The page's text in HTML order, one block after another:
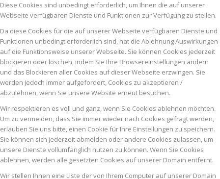
Diese Cookies sind unbedingt erforderlich, um Ihnen die auf unserer
Webseite verfügbaren Dienste und Funktionen zur Verfügung zu stellen.
Da diese Cookies für die auf unserer Webseite verfügbaren Dienste und
Funktionen unbedingt erforderlich sind, hat die Ablehnung Auswirkungen
auf die Funktionsweise unserer Webseite. Sie können Cookies jederzeit
blockieren oder löschen, indem Sie Ihre Browsereinstellungen ändern
und das Blockieren aller Cookies auf dieser Webseite erzwingen. Sie
werden jedoch immer aufgefordert, Cookies zu akzeptieren /
abzulehnen, wenn Sie unsere Website erneut besuchen.
Wir respektieren es voll und ganz, wenn Sie Cookies ablehnen möchten.
Um zu vermeiden, dass Sie immer wieder nach Cookies gefragt werden,
erlauben Sie uns bitte, einen Cookie für Ihre Einstellungen zu speichern.
Sie können sich jederzeit abmelden oder andere Cookies zulassen, um
unsere Dienste vollumfänglich nutzen zu können. Wenn Sie Cookies
ablehnen, werden alle gesetzten Cookies auf unserer Domain entfernt.
Wir stellen Ihnen eine Liste der von Ihrem Computer auf unserer Domain